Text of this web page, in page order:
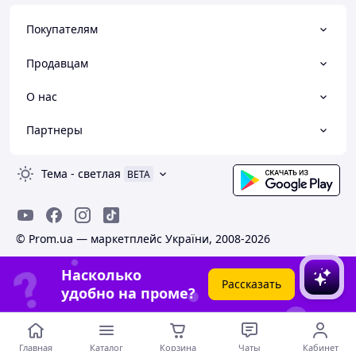
Покупателям
Продавцам
О нас
Партнеры
Тема - светлая BETA
© Prom.ua — маркетплейс України, 2008-2026
Насколько
удобно на проме?
Рассказать
Главная Каталог Корзина Чаты Кабинет